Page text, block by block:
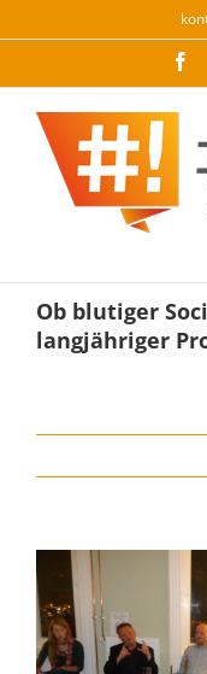
Inhalt
Ob blutiger
langjähriger
Zeige
grösseres
Bild